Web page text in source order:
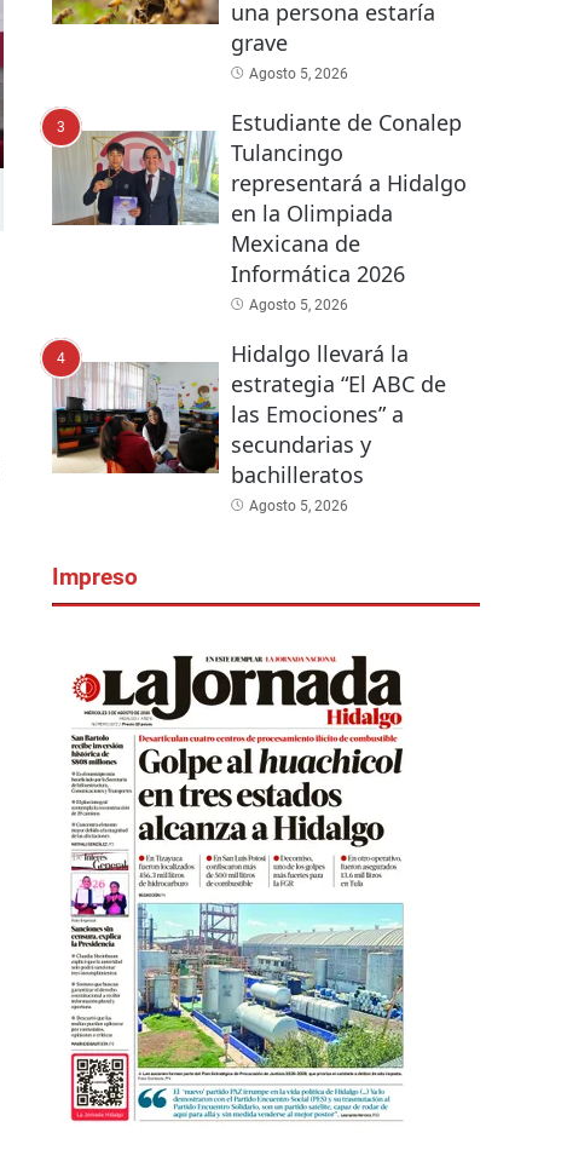
una persona estaría
grave
Agosto 5, 2026
3
Estudiante de Conalep
Tulancingo
representará a Hidalgo
en la Olimpiada
Mexicana de
Informática 2026
Agosto 5, 2026
4
Hidalgo llevará la
estrategia “El ABC de
las Emociones” a
secundarias y
bachilleratos
Agosto 5, 2026
Impreso